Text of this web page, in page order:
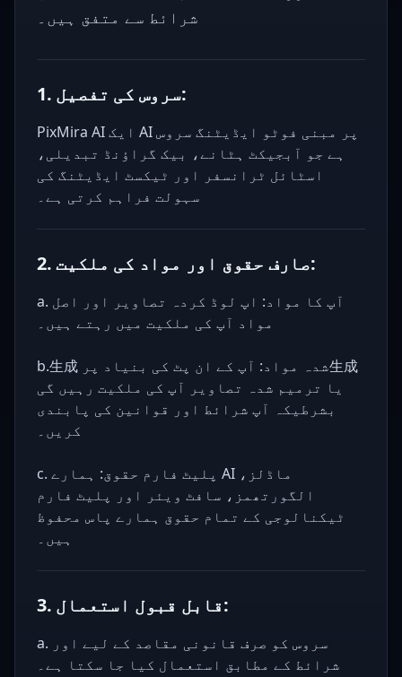
شرائط سے متفق ہیں۔
1. سروس کی تفصیل:
PixMira AI ایک AI پر مبنی فوٹو ایڈیٹنگ سروس
ہے جو آبجیکٹ ہٹانے، بیک گراؤنڈ تبدیلی،
اسٹائل ٹرانسفر اور ٹیکسٹ ایڈیٹنگ کی
سہولت فراہم کرتی ہے۔
2. صارف حقوق اور مواد کی ملکیت:
a. آپ کا مواد: اپ لوڈ کردہ تصاویر اور اصل
مواد آپ کی ملکیت میں رہتے ہیں۔
b.生成 شدہ مواد: آپ کے ان پٹ کی بنیاد پر生成
یا ترمیم شدہ تصاویر آپ کی ملکیت رہیں گی
بشرطیکہ آپ شرائط اور قوانین کی پابندی
کریں۔
c. پلیٹ فارم حقوق: ہمارے AI ماڈلز،
الگورتھمز، سافٹ ویئر اور پلیٹ فارم
ٹیکنالوجی کے تمام حقوق ہمارے پاس محفوظ
ہیں۔
3. قابل قبول استعمال:
a. سروس کو صرف قانونی مقاصد کے لیے اور
شرائط کے مطابق استعمال کیا جا سکتا ہے۔